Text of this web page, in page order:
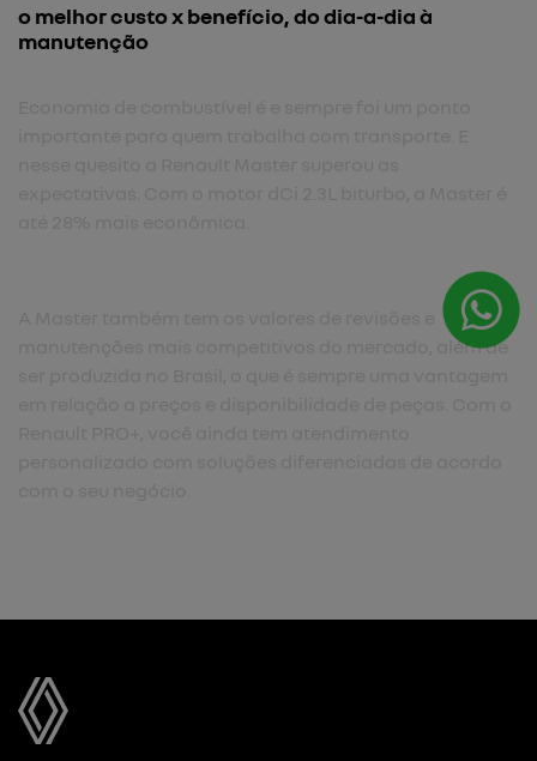
o melhor custo x benefício, do dia-a-dia à
manutenção
manutenções mais competitivos do mercado, além de